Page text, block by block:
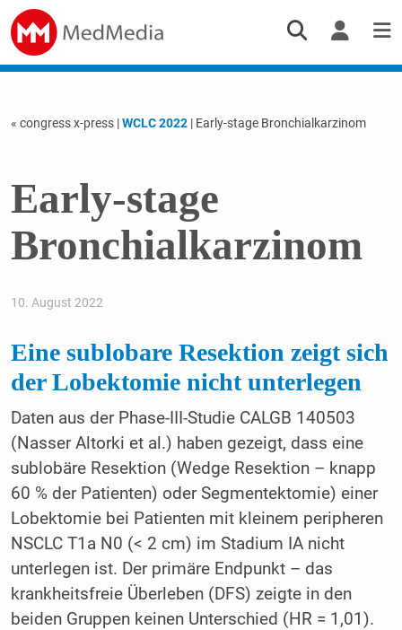
« congress x-press |WCLC 2022| Early-stage Bronchialkarzinom
Early-stage
Bronchialkarzinom
10. August 2022
Eine sublobare Resektion zeigt sich
der Lobektomie nicht unterlegen
Daten aus der Phase-III-Studie CALGB 140503
(Nasser Altorki et al.) haben gezeigt, dass eine
sublobäre Resektion (Wedge Resektion – knapp
60 % der Patienten) oder Segmentektomie) einer
Lobektomie bei Patienten mit kleinem peripheren
NSCLC T1a N0 (< 2 cm) im Stadium IA nicht
unterlegen ist. Der primäre Endpunkt – das
krankheitsfreie Überleben (DFS) zeigte in den
beiden Gruppen keinen Unterschied (HR = 1,01).